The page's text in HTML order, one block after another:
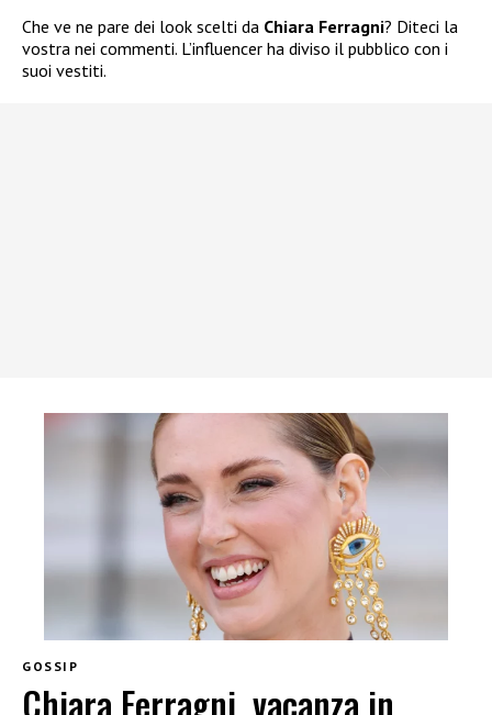
Che ve ne pare dei look scelti da Chiara Ferragni? Diteci la
vostra nei commenti. L’influencer ha diviso il pubblico con i
suoi vestiti.
GOSSIP
Chiara Ferragni, vacanza in